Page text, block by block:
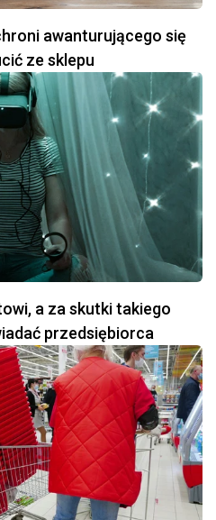
awanturującego się
ze sklepu
a za skutki takiego
przedsiębiorca